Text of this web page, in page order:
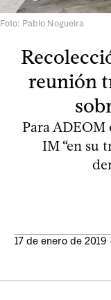
Foto: Pablo Nogueira
reunión
Para ADEOM
IM “en su
17 de enero de 2019